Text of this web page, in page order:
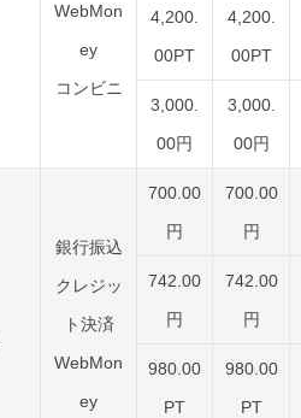
WebMon
ey
コンビニ
4,200.
00PT
4,200.
00PT
3,000.
00円
3,000.
00円
銀行振込
クレジッ
ト決済
WebMon
ey
700.00
円
700.00
円
742.00
円
742.00
円
980.00
PT
980.00
PT